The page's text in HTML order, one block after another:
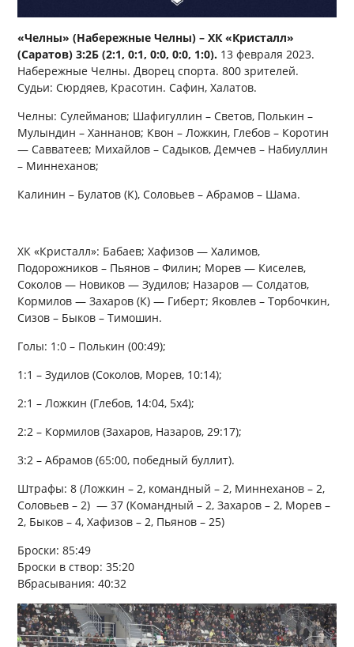
«Челны» (Набережные Челны) – ХК «Кристалл»
(Саратов) 3:2Б (2:1, 0:1, 0:0, 0:0, 1:0). 13 февраля 2023.
Набережные Челны. Дворец спорта. 800 зрителей.
Судьи: Сюрдяев, Красотин. Сафин, Халатов.
Челны: Сулейманов; Шафигуллин – Светов, Полькин –
Мулындин – Ханнанов; Квон – Ложкин, Глебов – Коротин
— Савватеев; Михайлов – Садыков, Демчев – Набиуллин
– Миннеханов;
Калинин – Булатов (К), Соловьев – Абрамов – Шама.
ХК «Кристалл»: Бабаев; Хафизов — Халимов,
Подорожников – Пьянов – Филин; Морев — Киселев,
Соколов — Новиков — Зудилов; Назаров — Солдатов,
Кормилов — Захаров (К) — Гиберт; Яковлев – Торбочкин,
Сизов – Быков – Тимошин.
Голы: 1:0 – Полькин (00:49);
1:1 – Зудилов (Соколов, Морев, 10:14);
2:1 – Ложкин (Глебов, 14:04, 5х4);
2:2 – Кормилов (Захаров, Назаров, 29:17);
3:2 – Абрамов (65:00, победный буллит).
Штрафы: 8 (Ложкин – 2, командный – 2, Миннеханов – 2,
Соловьев – 2) — 37 (Командный – 2, Захаров – 2, Морев –
2, Быков – 4, Хафизов – 2, Пьянов – 25)
Броски: 85:49
Броски в створ: 35:20
Вбрасывания: 40:32